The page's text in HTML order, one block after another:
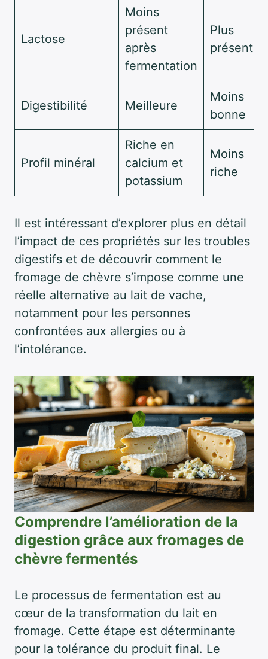
Lactose
Moins
présent
après
fermentation
Plus
présent
Digestibilité Meilleure
Moins
bonne
Profil minéral
Riche en
calcium et
potassium
Moins
riche
Il est intéressant d’explorer plus en détail
l’impact de ces propriétés sur les troubles
digestifs et de découvrir comment le
fromage de chèvre s’impose comme une
réelle alternative au lait de vache,
notamment pour les personnes
confrontées aux allergies ou à
l’intolérance.
Comprendre l’amélioration de la
digestion grâce aux fromages de
chèvre fermentés
Le processus de fermentation est au
cœur de la transformation du lait en
fromage. Cette étape est déterminante
pour la tolérance du produit final. Le